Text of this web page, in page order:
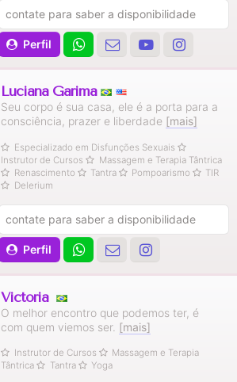
Perfil
contate para saber a disponibilidade
Luciana Garima
Seu corpo é sua casa, ele é a porta para a
consciência, prazer e liberdade [mais]
Especializado em Disfunções Sexuais
Instrutor de Cursos
Massagem e Terapia Tântrica
Renascimento
Tantra Pompoarismo
TIR
Delerium
Perfil
contate para saber a disponibilidade
Victoria
O melhor encontro que podemos ter, é
com quem viemos ser. [mais]
Instrutor de Cursos
Massagem e Terapia
Tântrica
Tantra Yoga